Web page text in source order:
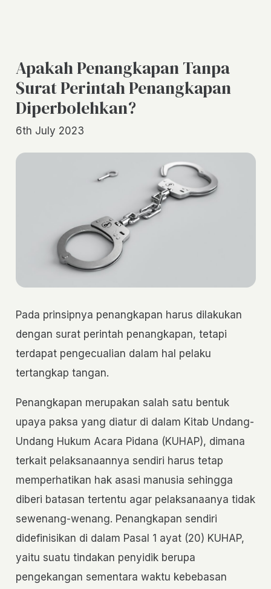
Apakah Penangkapan Tanpa
Surat Perintah Penangkapan
Diperbolehkan?
6th July 2023
Pada prinsipnya penangkapan harus dilakukan
dengan surat perintah penangkapan, tetapi
terdapat pengecualian dalam hal pelaku
tertangkap tangan.
Penangkapan merupakan salah satu bentuk
upaya paksa yang diatur di dalam Kitab Undang-
Undang Hukum Acara Pidana (KUHAP), dimana
terkait pelaksanaannya sendiri harus tetap
memperhatikan hak asasi manusia sehingga
diberi batasan tertentu agar pelaksanaanya tidak
sewenang-wenang. Penangkapan sendiri
didefinisikan di dalam Pasal 1 ayat (20) KUHAP,
yaitu suatu tindakan penyidik berupa
pengekangan sementara waktu kebebasan